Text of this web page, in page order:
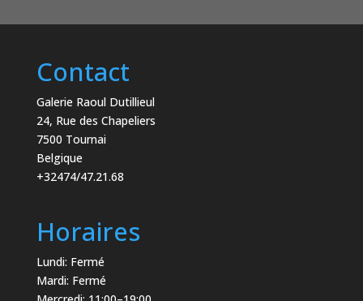
Contact
Galerie Raoul Dutillieul
24, Rue des Chapeliers
7500 Tournai
Belgique
+32474/47.21.68
Horaires
Lundi: Fermé
Mardi: Fermé